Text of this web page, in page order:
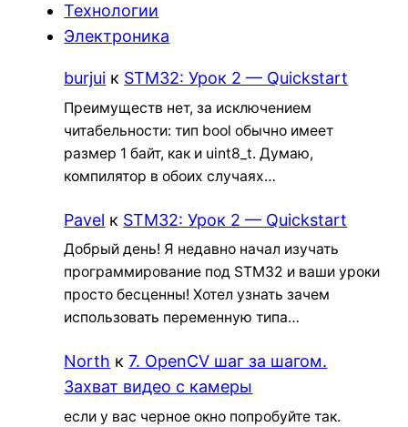
Технологии
Электроника
burjui к STM32: Урок 2 — Quickstart
Преимуществ нет, за исключением
читабельности: тип bool обычно имеет
размер 1 байт, как и uint8_t. Думаю,
компилятор в обоих случаях…
Pavel к STM32: Урок 2 — Quickstart
Добрый день! Я недавно начал изучать
программирование под STM32 и ваши уроки
просто бесценны! Хотел узнать зачем
использовать переменную типа…
North к7. OpenCV шаг за шагом.
Захват видео с камеры
если у вас черное окно попробуйте так.